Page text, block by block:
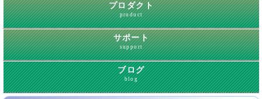
プロダクト
product
サポート
support
ブログ
blog